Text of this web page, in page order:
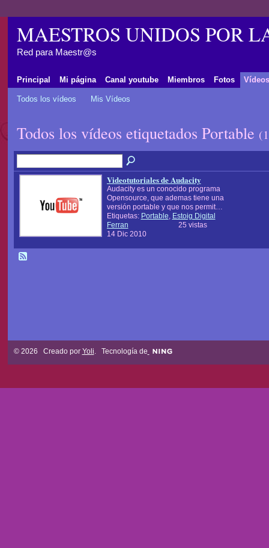
MAESTROS UNIDOS POR
Red para Maestr@s
Principal Mi página Canal youtube Miembros Fotos Vídeos
Todos los vídeos Mis Vídeos
Todos los vídeos etiquetados Portable
Videotutoriales de Audacity
Audacity es un conocido programa
Opensource, que ademas tiene una
versión portable y que nos permit…
Etiquetas: Portable Estoig Digital
Ferran
14 Dic 2010
25 vistas
© 2026 Creado por Yoli . Tecnología de